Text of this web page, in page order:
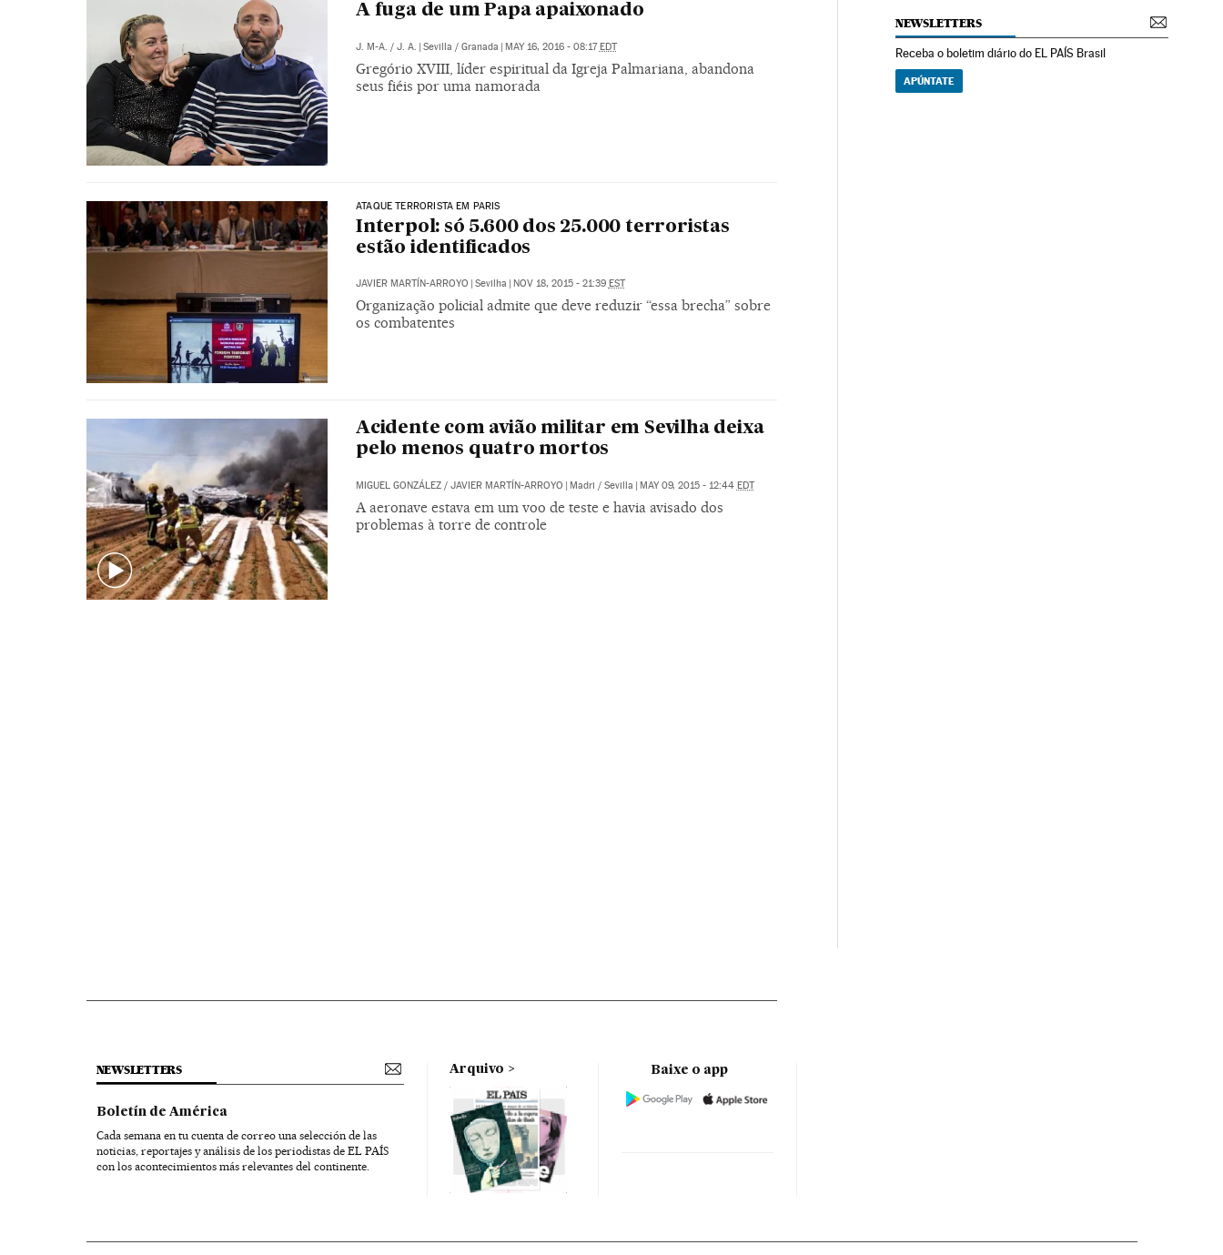
A fuga de um Papa apaixonado
J. M-A. / J. A. | Sevilla / Granada | MAY 16, 2016 - 08:17EDT
Gregório XVIII, líder espiritual da Igreja Palmariana, abandona
seus fiéis por uma namorada
ATAQUE TERRORISTA EM PARIS
Interpol: só 5.600 dos 25.000 terroristas
estão identificados
JAVIER MARTÍN-ARROYO Sevilha NOV 18, 2015 - 21:39 EST
Organização policial admite que deve reduzir “essa brecha” sobre
os combatentes
Acidente com avião militar em Sevilha deixa
pelo menos quatro mortos
MIGUEL GONZÁLEZ/ JAVIER MARTÍN-ARROYO | Madri / Sevilla | MAY 09, 2015 - 12:44 EDT
A aeronave estava em um voo de teste e havia avisado dos
problemas à torre de controle
NEWSLETTERS
Receba o boletim diário do EL PAÍS Brasil
APÚNTATE
NEWSLETTERS
Boletín de América
Cada semana en tu cuenta de correo una selección de las
noticias, reportajes y análisis de los periodistas de EL PAÍS
con los acontecimientos más relevantes del continente.
Arquivo Baixe o app